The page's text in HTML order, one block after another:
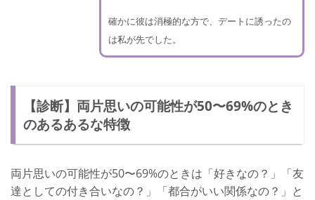
確かに彼は消極的な方で、デートに誘ったの
は私が先でした。
【診断】両片思いの可能性が50〜69%のとき
のあるあるな特徴
両片思いの可能性が50〜69%のときは「好きなの？」「友
達としての付き合いなの？」「都合がいい関係なの？」と